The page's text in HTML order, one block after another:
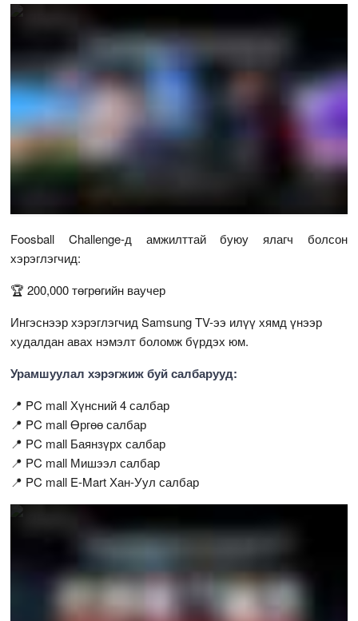
Foosball Challenge-д амжилттай буюу ялагч болсон
хэрэглэгчид:
🏆 200,000 төгрөгийн ваучер
Ингэснээр хэрэглэгчид Samsung TV-ээ илүү хямд үнээр
худалдан авах нэмэлт боломж бүрдэх юм.
Урамшуулал хэрэгжиж буй салбарууд:
📍 PC mall Хүнсний 4 салбар
📍 PC mall Өргөө салбар
📍 PC mall Баянзүрх салбар
📍 PC mall Мишээл салбар
📍 PC mall E-Mart Хан-Уул салбар